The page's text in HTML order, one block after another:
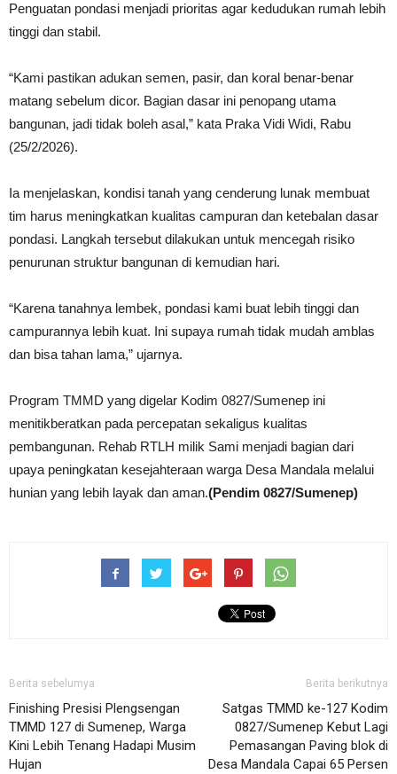
Penguatan pondasi menjadi prioritas agar kedudukan rumah lebih
tinggi dan stabil.
“Kami pastikan adukan semen, pasir, dan koral benar-benar
matang sebelum dicor. Bagian dasar ini penopang utama
bangunan, jadi tidak boleh asal,” kata Praka Vidi Widi, Rabu
(25/2/2026).
Ia menjelaskan, kondisi tanah yang cenderung lunak membuat
tim harus meningkatkan kualitas campuran dan ketebalan dasar
pondasi. Langkah tersebut dilakukan untuk mencegah risiko
penurunan struktur bangunan di kemudian hari.
“Karena tanahnya lembek, pondasi kami buat lebih tinggi dan
campurannya lebih kuat. Ini supaya rumah tidak mudah amblas
dan bisa tahan lama,” ujarnya.
Program TMMD yang digelar Kodim 0827/Sumenep ini
menitikberatkan pada percepatan sekaligus kualitas
pembangunan. Rehab RTLH milik Sami menjadi bagian dari
upaya peningkatan kesejahteraan warga Desa Mandala melalui
hunian yang lebih layak dan aman.(Pendim 0827/Sumenep)
Berita sebelumya
Finishing Presisi Plengsengan
TMMD 127 di Sumenep, Warga
Kini Lebih Tenang Hadapi Musim
Hujan
Berita berikutnya
Satgas TMMD ke-127 Kodim
0827/Sumenep Kebut Lagi
Pemasangan Paving blok di
Desa Mandala Capai 65 Persen